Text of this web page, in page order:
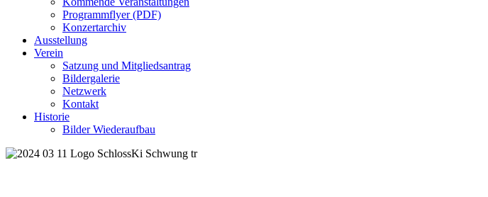
Programmflyer (PDF)
Konzertarchiv
Ausstellung
Verein
Satzung und Mitgliedsantrag
Bildergalerie
Netzwerk
Kontakt
Historie
Bilder Wiederaufbau